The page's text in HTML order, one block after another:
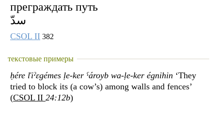
преграждать путь
سدّ
CSOL II 382
текстовые примеры
ḥére ľiˀɛgémes ḷe-ker ˁároyb wa-ḷe-ker égnihin ‘They
tried to block its (a cow’s) among walls and fences’
(CSOL II 24:12b)